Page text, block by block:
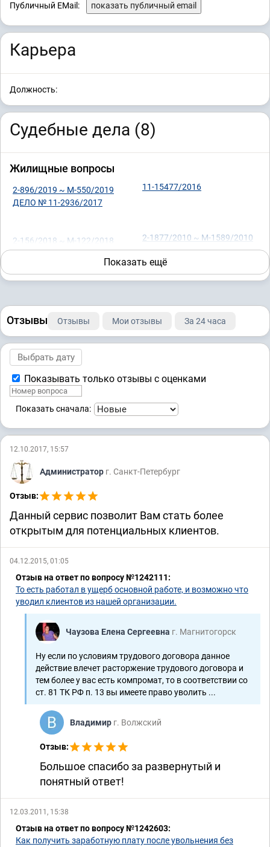
Публичный EMail:
показать публичный email
Карьера
Должность:
Судебные дела (8)
Жилищные вопросы
2-896/2019 ~ М-550/2019
ДЕЛО № 11-2936/2017
11-15477/2016
2-156/2018 ~ М-122/2018
11-8729/2018
2-1877/2010 ~ М-1589/2010
Наследство
2-5214/2016 ~ М-4607/2016
Показать ещё
Отзывы Отзывы Мои отзывы За 24 часа
Показывать только отзывы с оценками
Показать сначала:
12.10.2017, 15:57
Администратор г. Санкт-Петербург
Отзыв:
Данный сервис позволит Вам стать более
открытым для потенциальных клиентов.
04.12.2015, 01:05
Отзыв на ответ по вопросу №1242111:
То есть работал в ущерб основной работе, и возможно что
уводил клиентов из нашей организации.
Чаузова Елена Сергеевна г. Магнитогорск
Ну если по условиям трудового договора данное
действие влечет расторжение трудового договора и
тем более у вас есть компромат, то в соответствии со
ст. 81 ТК РФ п. 13 вы имеете право уволить ...
Владимир г. Волжский
Отзыв:
Большое спасибо за развернутый и
понятный ответ!
12.03.2011, 15:38
Отзыв на ответ по вопросу №1242603:
Как получить заработную плату после увольнения без